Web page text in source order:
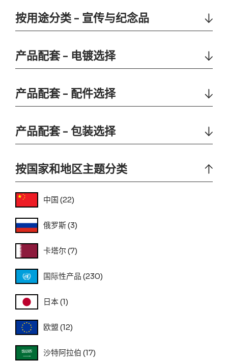
按用途分类 - 宣传与纪念品
产品配套 - 电镀选择
产品配套 - 配件选择
产品配套 - 包装选择
按国家和地区主题分类
中国 (22)
俄罗斯(3)
卡塔尔 (7)
国际性产品 (230)
日本(1)
欧盟 (12)
沙特阿拉伯 (17)